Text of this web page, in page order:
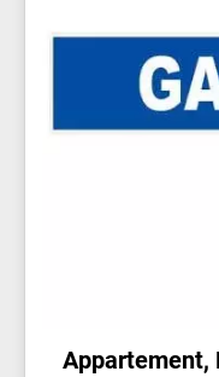
Appartement,